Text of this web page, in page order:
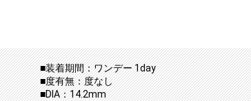
■装着期間：ワンデー 1day
■度有無：度なし
■DIA：14.2mm